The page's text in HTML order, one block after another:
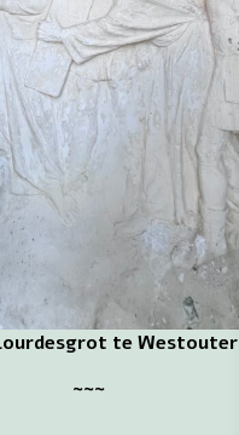
te Westouter
~~~